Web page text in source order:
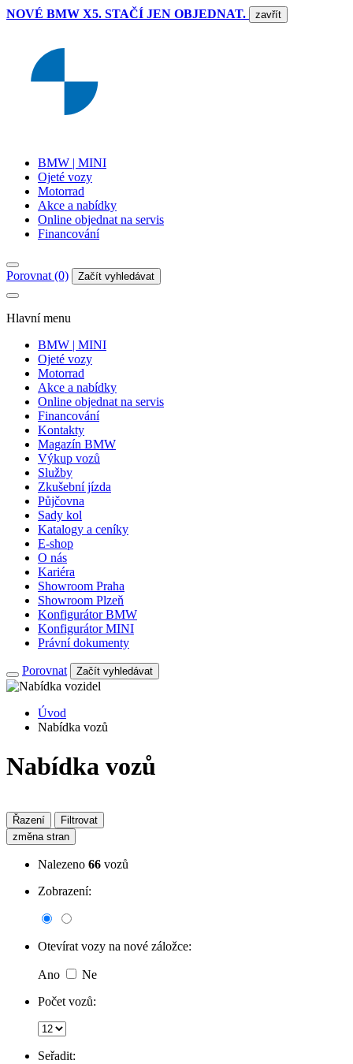
NOVÉ BMW X5. STAČÍ JEN OBJEDNAT. zavřít
BMW | MINI
Ojeté vozy
Motorrad
Akce a nabídky
Online objednat na servis
Financování
Porovnat (0) Začít vyhledávat
Hlavní menu
BMW | MINI
Ojeté vozy
Motorrad
Akce a nabídky
Online objednat na servis
Financování
Kontakty
Magazín BMW
Výkup vozů
Služby
Zkušební jízda
Půjčovna
Sady kol
Katalogy a ceníky
E-shop
O nás
Kariéra
Showroom Praha
Showroom Plzeň
Konfigurátor BMW
Konfigurátor MINI
Právní dokumenty
Porovnat Začít vyhledávat
Úvod
Nabídka vozů
Nabídka vozů
Řazení
Filtrovat
změna stran
Nalezeno 66 vozů
Zobrazení:
Otevírat vozy na nové záložce:
Ano
Ne
Počet vozů:
Seřadit: